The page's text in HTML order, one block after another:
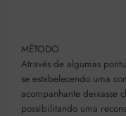
MÉTODO
Através de algumas
se estabelecendo uma
acompanhante deixasse
possibilitando uma